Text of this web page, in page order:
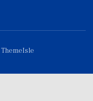
ThemeIsle